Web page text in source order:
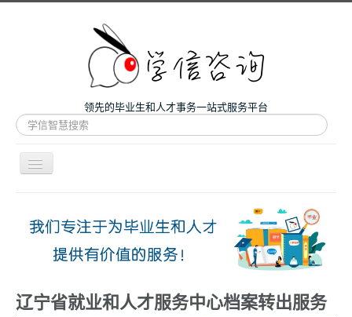
领先的毕业生和人才事务一站式服务平台
站
内
搜
导
航
微咨询
人才服务
案例
辽宁省就业和人才服务中心档案转出服务